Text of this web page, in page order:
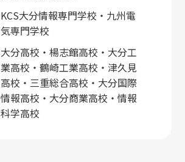
KCS大分情報専門学校・九州電
気専門学校
大分高校・楊志館高校・大分工
業高校・鶴崎工業高校・津久見
高校・三重総合高校・大分国際
情報高校・大分商業高校・情報
科学高校